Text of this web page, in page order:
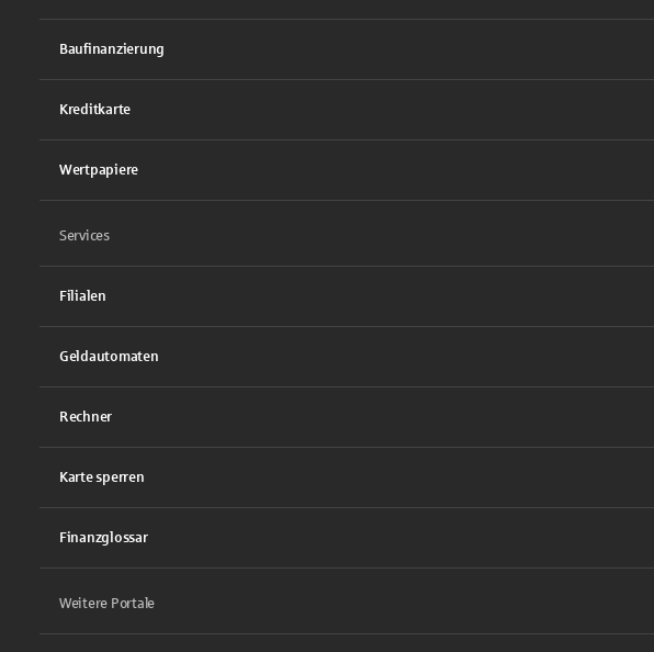
Baufinanzierung
Kreditkarte
Wertpapiere
Services
Filialen
Geldautomaten
Rechner
Karte sperren
Finanzglossar
Weitere Portale